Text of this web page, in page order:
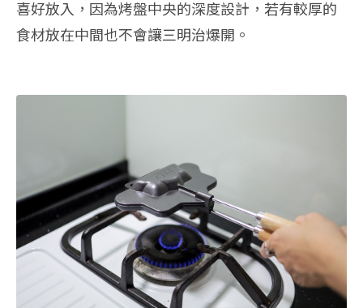
喜好放入，因為烤盤中央的深度設計，若有較厚的
食材放在中間也不會讓三明治爆開。